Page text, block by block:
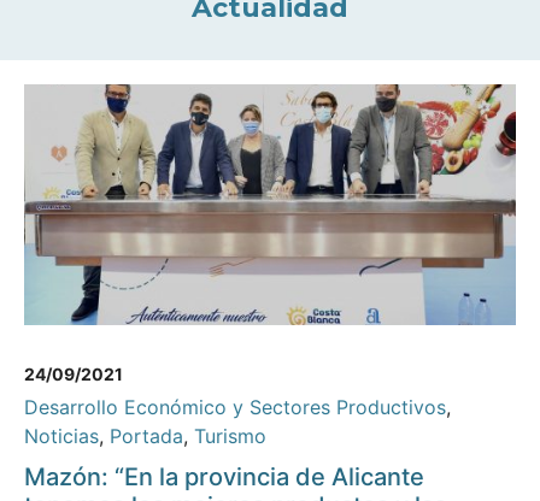
Actualidad
24/09/2021
Desarrollo Económico y Sectores Productivos,
Noticias, Portada, Turismo
Mazón: “En la provincia de Alicante